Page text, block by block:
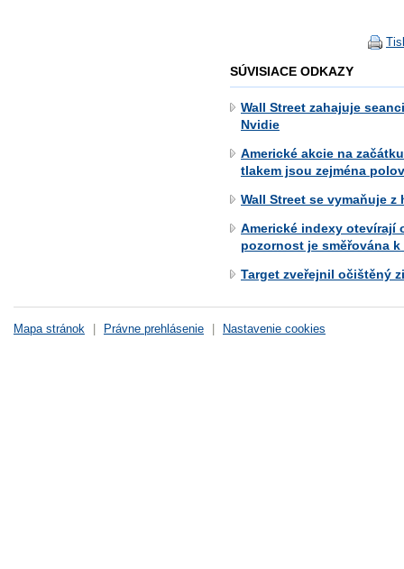
SÚVISIACE ODKAZY
Wall Street zahajuje
Nvidie
Americké akcie na
tlakem jsou zejména
Wall Street se vymaňuje
Americké indexy otevírají
pozornost je směřována k
Target zveřejnil očištěný
Mapa stránok | Právne prehlásenie | Nastavenie cookies